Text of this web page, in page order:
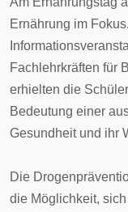
Ernährung im
Fachlehrkräften für
erhielten die
Bedeutung einer
Gesundheit und ihr
Die
die Möglichkeit,